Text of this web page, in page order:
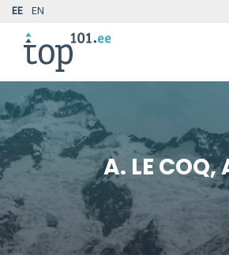
EE EN
A. LE COQ,